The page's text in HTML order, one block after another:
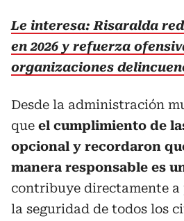
Le interesa: Risaralda
en 2026 y refuerza
organizaciones
Desde la administración
que el cumplimiento de
opcional y recordaron
manera responsable es
contribuye directamente
la seguridad de todos los